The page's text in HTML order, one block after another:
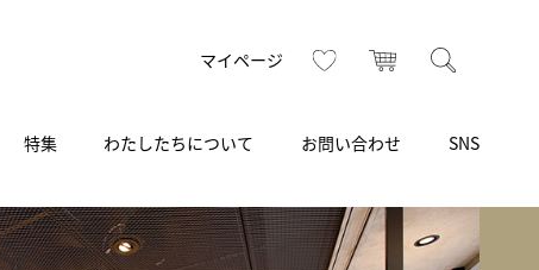
マイページ お気に入りカート
ヴィンテージブランドISHIDA N43°（札幌）
特集 わたしたちについて お問い合わせ SNS
INSTAGRAM